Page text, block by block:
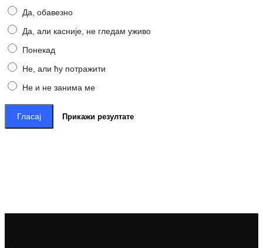
Да, обавезно
Да, али касније, не гледам уживо
Понекад
Не, али ћу потражити
Не и не занима ме
Гласај Прикажи резултате